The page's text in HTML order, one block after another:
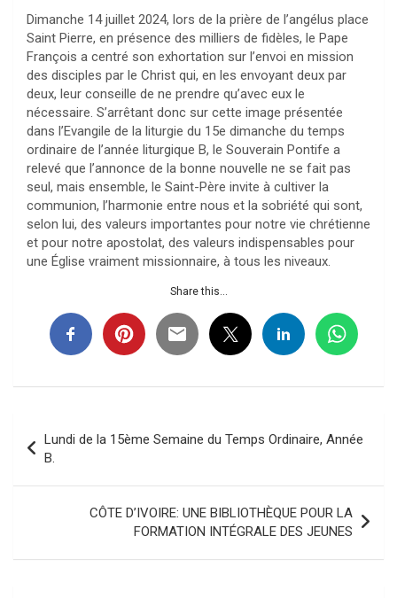
Dimanche 14 juillet 2024, lors de la prière de l’angélus place
Saint Pierre, en présence des milliers de fidèles, le Pape
François a centré son exhortation sur l’envoi en mission
des disciples par le Christ qui, en les envoyant deux par
deux, leur conseille de ne prendre qu’avec eux le
nécessaire. S’arrêtant donc sur cette image présentée
dans l’Evangile de la liturgie du 15e dimanche du temps
ordinaire de l’année liturgique B, le Souverain Pontife a
relevé que l’annonce de la bonne nouvelle ne se fait pas
seul, mais ensemble, le Saint-Père invite à cultiver la
communion, l’harmonie entre nous et la sobriété qui sont,
selon lui, des valeurs importantes pour notre vie chrétienne
et pour notre apostolat, des valeurs indispensables pour
une Église vraiment missionnaire, à tous les niveaux.
Share this...
de
l’article
Lundi de la 15ème Semaine du Temps Ordinaire, Année
B.
CÔTE D’IVOIRE: UNE BIBLIOTHÈQUE POUR LA
FORMATION INTÉGRALE DES JEUNES